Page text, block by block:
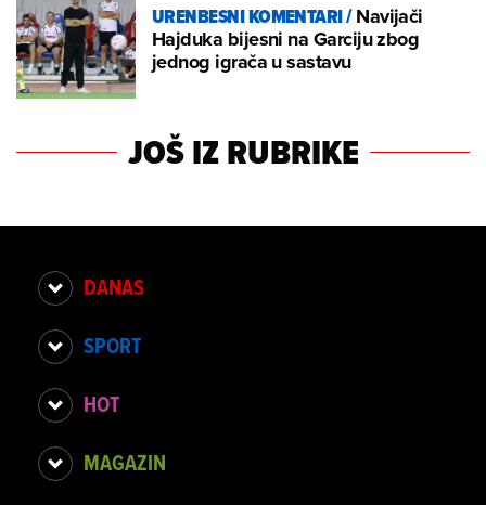
URENBESNI KOMENTARI/Navijači
Hajduka bijesni na Garciju zbog
jednog igrača u sastavu
JOŠ IZ RUBRIKE
DANAS
SPORT
HOT
MAGAZIN